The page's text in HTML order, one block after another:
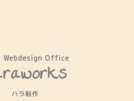
Webdesign Office
ハラ制作